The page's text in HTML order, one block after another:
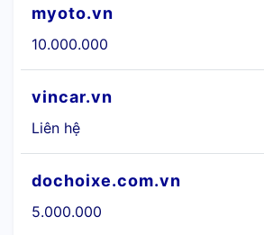
myoto.vn
10.000.000
vincar.vn
Liên hệ
dochoixe.com.vn
5.000.000